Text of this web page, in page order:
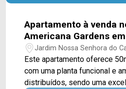
Apartamento à venda
Americana Gardens
Jardim Nossa Senhora do
Este apartamento oferece
com uma planta funcional e
distribuídos, sendo uma